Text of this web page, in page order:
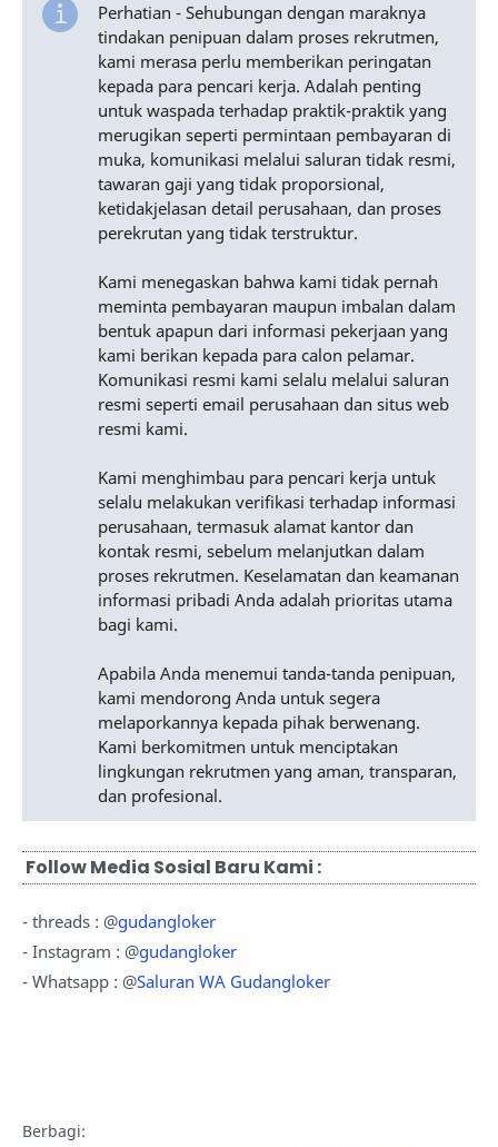
Perhatian - Sehubungan dengan maraknya
tindakan penipuan dalam proses rekrutmen,
kami merasa perlu memberikan peringatan
kepada para pencari kerja. Adalah penting
untuk waspada terhadap praktik-praktik yang
merugikan seperti permintaan pembayaran di
muka, komunikasi melalui saluran tidak resmi,
tawaran gaji yang tidak proporsional,
ketidakjelasan detail perusahaan, dan proses
perekrutan yang tidak terstruktur.
Kami menegaskan bahwa kami tidak pernah
meminta pembayaran maupun imbalan dalam
bentuk apapun dari informasi pekerjaan yang
kami berikan kepada para calon pelamar.
Komunikasi resmi kami selalu melalui saluran
resmi seperti email perusahaan dan situs web
resmi kami.
Kami menghimbau para pencari kerja untuk
selalu melakukan verifikasi terhadap informasi
perusahaan, termasuk alamat kantor dan
kontak resmi, sebelum melanjutkan dalam
proses rekrutmen. Keselamatan dan keamanan
informasi pribadi Anda adalah prioritas utama
bagi kami.
Apabila Anda menemui tanda-tanda penipuan,
kami mendorong Anda untuk segera
melaporkannya kepada pihak berwenang.
Kami berkomitmen untuk menciptakan
lingkungan rekrutmen yang aman, transparan,
dan profesional.
Follow Media Sosial Baru Kami :
- threads : @gudangloker
- Instagram : @gudangloker
- Whatsapp : @Saluran WA Gudangloker